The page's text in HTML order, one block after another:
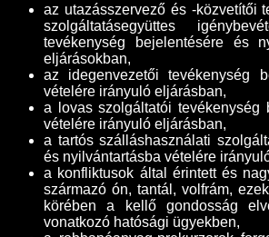
az utazásszervező és -közvetítői
szolgáltatásegyüttes
tevékenység bejelentésére és
eljárásokban,
az idegenvezetői tevékenység
vételére irányuló eljárásban,
a lovas szolgáltatói tevékenység
vételére irányuló eljárásban,
a tartós szálláshasználati
és nyilvántartásba vételére
a konfliktusok által érintett és
származó ón, tantál, volfrám,
körében a kellő gondosság
vonatkozó hatósági ügyekben,